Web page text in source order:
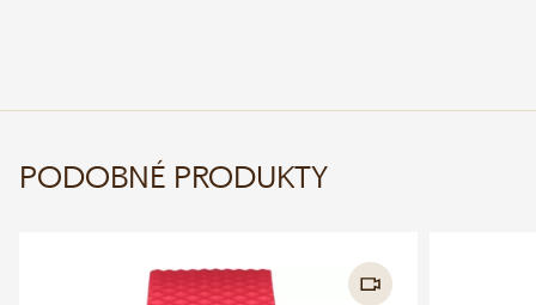
PODOBNÉ PRODUKTY